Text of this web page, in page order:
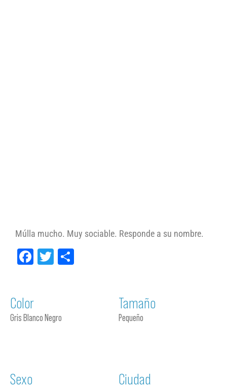
Múlla mucho. Muy sociable. Responde a su nombre.
Facebook
Twitter
Color
Gris Blanco Negro
Tamaño
Pequeño
Sexo Ciudad